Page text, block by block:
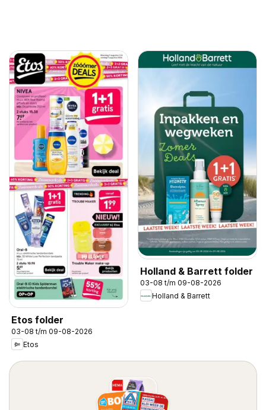
Etos folder
03-08 t/m 09-08-2026
Etos
Holland & Barrett folder
03-08 t/m 09-08-2026
Holland & Barrett